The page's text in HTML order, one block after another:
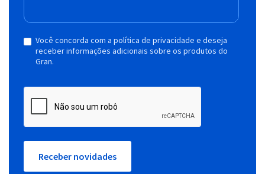
Você concorda com a política de privacidade e deseja
receber informações adicionais sobre os produtos do
Gran.
Receber novidades